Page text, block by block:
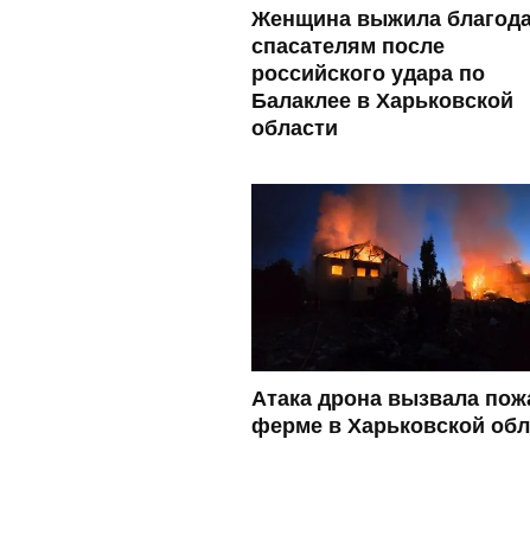
Женщина выжила
спасателям после
российского удара по
Балаклее в Харьковской
области
Атака дрона вызвала
ферме в Харьковской